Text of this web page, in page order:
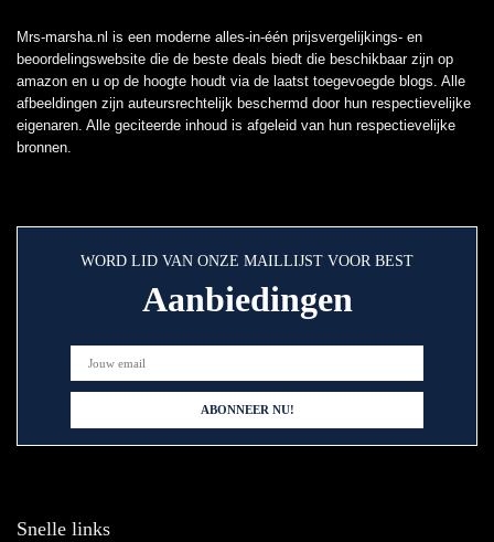
Mrs-marsha.nl is een moderne alles-in-één prijsvergelijkings- en
beoordelingswebsite die de beste deals biedt die beschikbaar zijn op
amazon en u op de hoogte houdt via de laatst toegevoegde blogs. Alle
afbeeldingen zijn auteursrechtelijk beschermd door hun respectievelijke
eigenaren. Alle geciteerde inhoud is afgeleid van hun respectievelijke
bronnen.
WORD LID VAN ONZE MAILLIJST VOOR BEST
Aanbiedingen
Snelle links